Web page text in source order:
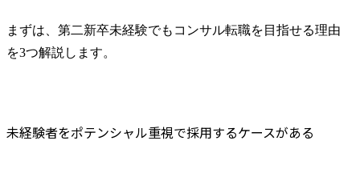
える存在と
ロジェクト
まずは、第二新卒未経験でもコンサル転職を目指せる理由
を3つ解説します。
未経験者をポテンシャル重視で採用するケースがある